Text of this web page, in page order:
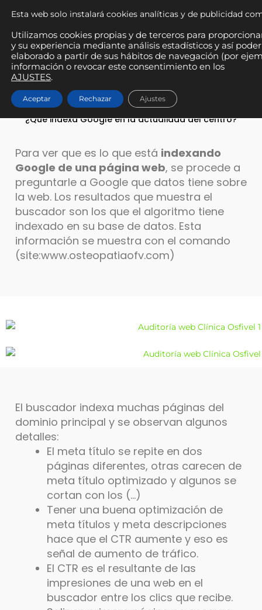
AUDITORÍA WEB
Fisioterapia Osfivel
¿Qué indexa Google en la actualidad del centro?
Para ver que es lo que está indexando
Google de una página web, se procede a
preguntarle a Google que datos tiene sobre
la web. Los resultados que muestra el
buscador son los que el algoritmo tiene
indexado en su base de datos. Esta
información se muestra con el comando
(site:www.osteopatiaofv.com)
El buscador indexa muchas páginas del
dominio principal y se observan algunos
detalles:
El meta título se repite en dos
páginas diferentes, otras carecen de
meta título optimizado y algunos se
cortan con los (…)
Tener una buena optimización de
meta títulos y meta descripciones
hace que el CTR aumente y eso es
señal de aumento de tráfico.
El CTR es el resultante de las
impresiones de una web en el
buscador entre los clics que recibe.
Esta web solo instalará cookies analíticas y de publicidad
Utilizamos cookies propias y de terceros para
y su experiencia mediante análisis estadísticos y así
elaborado a partir de sus hábitos de navegación (por
información o revocar este consentimiento en los
AJUSTES.
Aceptar Rechazar Ajustes